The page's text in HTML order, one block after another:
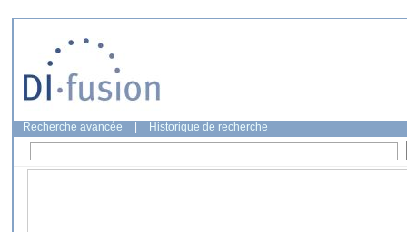
Recherche avancée Historique de recherche